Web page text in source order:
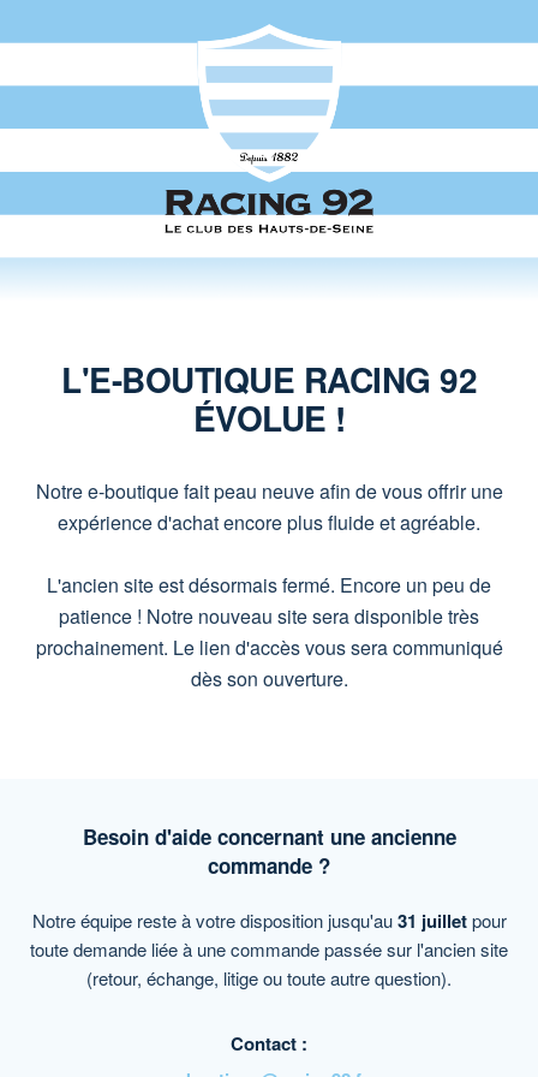
L'E-BOUTIQUE RACING 92
ÉVOLUE !
Notre e-boutique fait peau neuve afin de vous offrir une
expérience d'achat encore plus fluide et agréable.
L'ancien site est désormais fermé. Encore un peu de
patience ! Notre nouveau site sera disponible très
prochainement. Le lien d'accès vous sera communiqué
dès son ouverture.
Besoin d'aide concernant une ancienne
commande ?
Notre équipe reste à votre disposition jusqu'au31 juilletpour
toute demande liée à une commande passée sur l'ancien site
(retour, échange, litige ou toute autre question).
Contact :